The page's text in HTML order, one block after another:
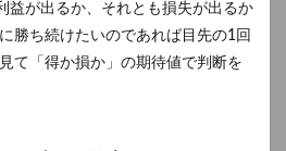
益が出るか、それとも損失が出るか
勝ち続けたいのであれば目先の1回
て「得か損か」の期待値で判断を